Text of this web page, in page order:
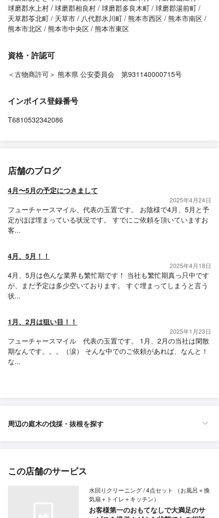
球磨郡水上村 球磨郡相良村 球磨郡多良木町 球磨郡湯前町
天草郡苓北町
天草市 八代郡氷川町 熊本市西区 熊本市南区
熊本市北区 熊本市中央区 熊本市東区
資格・許認可
＜古物商許可＞ 熊本県 公安委員会 第931140000715号
インボイス登録番号
T6810532342086
店舗のブログ
4月〜5月の予定につきまして
2025年4月24日
フューチャースマイル、代表の玉置です。 お陰様で4月、5月と予
定がほぼ埋まっている状況です。 すでにご依頼を頂いていますお
客...
4月、5月！！
2025年4月18日
4月、5月は色んな業界も繁忙期です！ 当社も繁忙期真っ只中です
が、まだ予定は多少空いております。 すぐ埋まってしまうと言う
状...
1月、2月は狙い目！！
2025年1月23日
フューチャースマイル 代表の玉置です。 1月、2月の当社は閑散
期なんです。。。（涙） そんな中でのご依頼があれば、なんと！
な...
周辺の庭木の伐採・抜根を探す
この店舗のサービス
水回りクリーニング / 4点セット （お風呂＋換
気扇＋トイレ＋キッチン）
お客様第一のおもてなしで大満足のサ